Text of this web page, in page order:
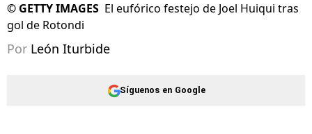
© GETTY IMAGES El eufórico festejo de Joel Huiqui tras
gol de Rotondi
Por León Iturbide
Síguenos en Google